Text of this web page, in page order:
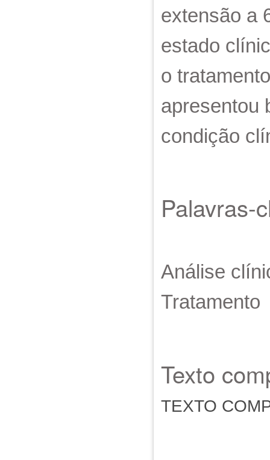
extensão a
estado
o
apresentou
condição
Palavras-
Análise
Tratamento
Texto
TEXTO